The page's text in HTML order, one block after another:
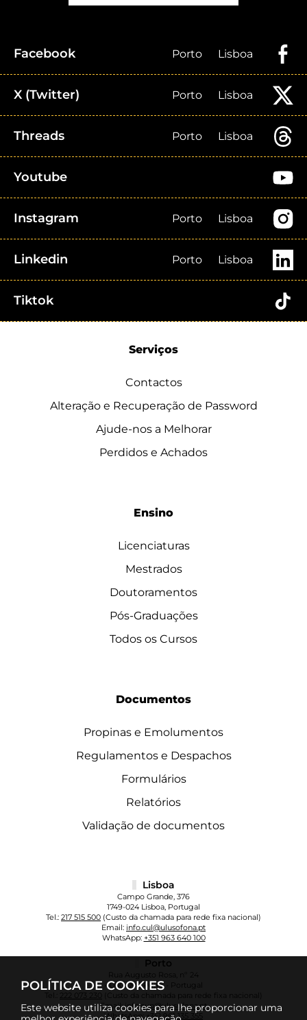
POLÍTICA DE COOKIES
Este website utiliza cookies para lhe proporcionar uma
Facebook Porto Lisboa
X (Twitter) Porto Lisboa
Threads Porto Lisboa
Youtube
Instagram Porto Lisboa
Linkedin Porto Lisboa
Tiktok
Serviços
Contactos
Alteração e Recuperação de Password
Ajude-nos a Melhorar
Perdidos e Achados
Ensino
Licenciaturas
Mestrados
Doutoramentos
Pós-Graduações
Todos os Cursos
Documentos
Propinas e Emolumentos
Regulamentos e Despachos
Formulários
Relatórios
Validação de documentos
Lisboa
Campo Grande, 376
1749-024 Lisboa, Portugal
Tel.: 217 515 500 (Custo da chamada para rede fixa nacional)
Email: info.cul@ulusofona.pt
WhatsApp: +351 963 640 100
Porto
Rua Augusto Rosa, nº 24
4000-098 Porto - Portugal
222 073 230
(Custo da chamada para rede fixa nacional)
Email:info.cup@ulusofona.pt
WhatsApp:+351 961 135 355